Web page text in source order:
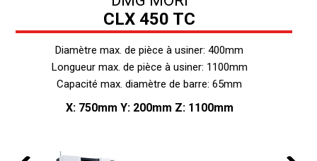
CLX 450 TC
Diamètre max. de pièce à usiner: 400mm
Longueur max. de pièce à usiner: 1100mm
Capacité max. diamètre de barre: 65mm
X: 750mm Y: 200mm Z: 1100mm